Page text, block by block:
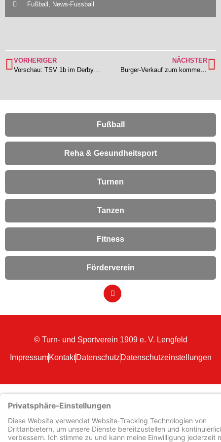
Fußball , News-Fussball
VORHERIGER
Vorschau: TSV 1b im Derby bei der SG Ueberau gefordert | Das Spiel der 1a wurde von den Gastgebern abgesagt!
NÄCHSTER
Burger-Verkauf zum kommenden Heimspiel (14.11.2021) durch den Schützenverein / Sportkleidung bzw. Sportausstattung zu verschenken
Fußball
Reha & Gesundheitsport
Turnen
Tanzen
Fitness
Förderverein
© Turn- und Sportverein 1909 e. V. Lengfeld
Impressum Kontakt Datenschutz Datenschutzeinstellungen